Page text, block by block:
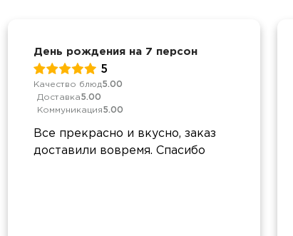
День рождения на 7 персон
5
Качество блюд5.00
Доставка5.00
Коммуникация5.00
Все прекрасно и вкусно, заказ
доставили вовремя. Спасибо